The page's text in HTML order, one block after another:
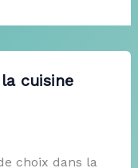
cuisine
choix dans la